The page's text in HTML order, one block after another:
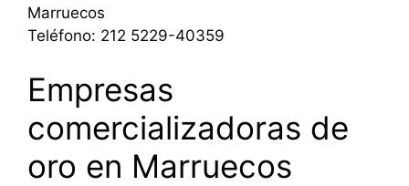
Marruecos
Teléfono: 212 5229-40359
Empresas
comercializadoras de
oro en Marruecos